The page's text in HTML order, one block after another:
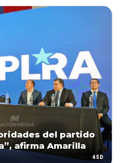
del partido
afirma Amarilla
45D